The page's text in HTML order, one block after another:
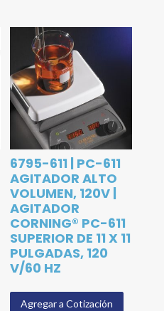
6795-611 | PC-611
AGITADOR ALTO
VOLUMEN, 120V |
AGITADOR
CORNING® PC-611
SUPERIOR DE 11 X 11
PULGADAS, 120
V/60 HZ
Agregar a Cotización